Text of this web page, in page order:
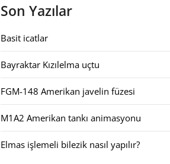
Son Yazılar
Basit icatlar
Bayraktar Kızılelma uçtu
FGM-148 Amerikan javelin füzesi
M1A2 Amerikan tankı animasyonu
Elmas işlemeli bilezik nasıl yapılır?